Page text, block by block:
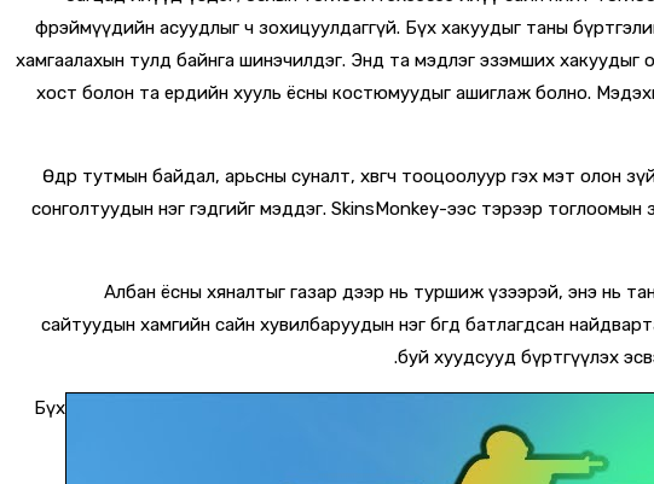
фрэймүүдийн асуудлыг ч зохицуулдаггүй. Бүх хакуудыг таны
хамгаалахын тулд байнга шинэчилдэг. Энд та мэдлэг эзэмших хакуудыг
хост болон та ердийн хууль ёсны костюмуудыг ашиглаж болно.
Өдөр тутмын байдал, арьсны суналт, хөвөгч тооцоолуур гэх мэт олон
сонголтуудын нэг гэдгийг мэддэг. SkinsMonkey-ээс тэрээр
Албан ёсны хяналтыг газар дээр нь туршиж үзээрэй, энэ нь
сайтуудын хамгийн сайн хувилбаруудын нэг бөгөөд батлагдсан
буй хуудсууд бүртгүүлэх
Бүх